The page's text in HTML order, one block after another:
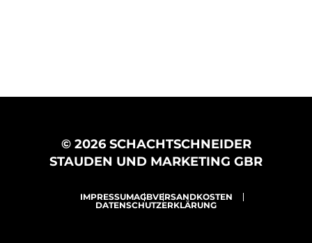
© 2026 SCHACHTSCHNEIDER
STAUDEN UND MARKETING GBR
IMPRESSUMAGBVERSANDKOSTEN
DATENSCHUTZERKLÄRUNG